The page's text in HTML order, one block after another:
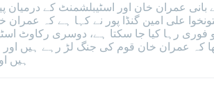
بانی عمران خان اور اسٹیبلشمنٹ کے
علی امین گنڈا پور نے کہا ہے کہ
کو فوری رہا کیا جا سکتا ہے، دوسری
تھا کہ عمران خان قوم کی جنگ لڑ رہے ہیں
ہیں